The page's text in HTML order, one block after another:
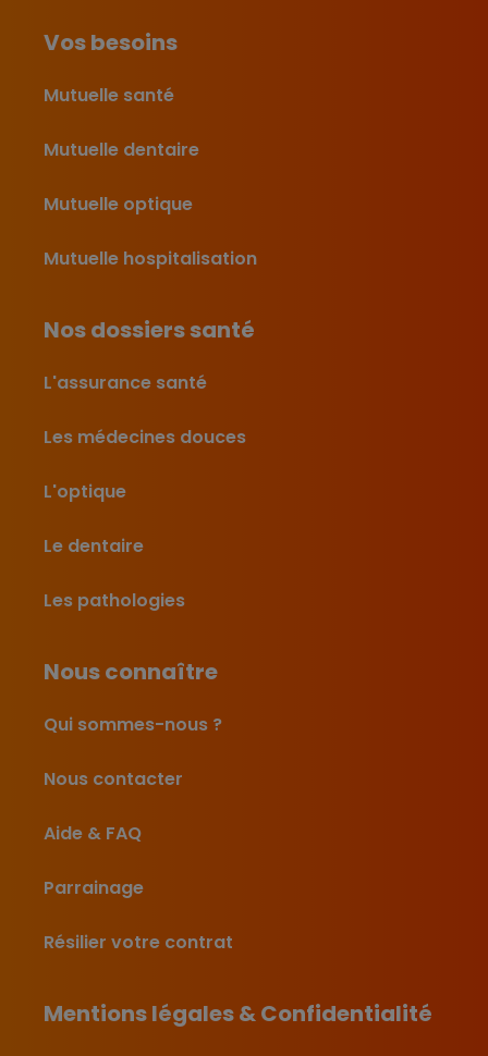
Vos besoins
Mutuelle santé
Mutuelle dentaire
Mutuelle optique
Mutuelle hospitalisation
Nos dossiers santé
L'assurance santé
Les médecines douces
L'optique
Le dentaire
Les pathologies
Nous connaître
Qui sommes-nous ?
Nous contacter
Aide & FAQ
Parrainage
Résilier votre contrat
Mentions légales & Confidentialité